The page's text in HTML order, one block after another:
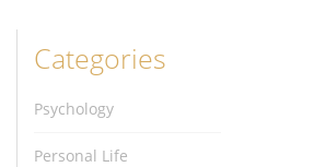
Categories
Psychology
Personal Life